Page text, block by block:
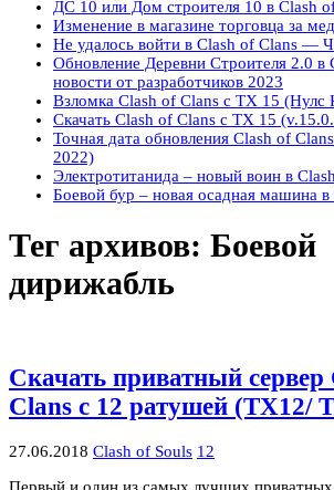
ДС 10 или Дом строителя 10 в Clash
Изменение в магазине торговца за
Не удалось войти в Clash of Clans —
Обновление Деревни Строителя 2.0
новости от разработчиков 2023
Взломка Clash of Clans с ТХ 15 (Нулс
Скачать Clash of Clans с ТХ 15
Точная дата обновления Clash of
2022)
Электротитанида – новый воин в
Боевой бур – новая осадная машина
Тег архивов: Боевой
дирижабль
Скачать приватный сервер
Clans с 12 ратушей (ТХ12/
27.06.2018 Clash of Souls 12